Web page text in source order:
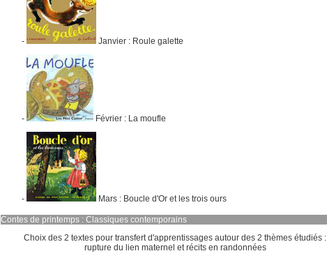
- Janvier : Roule galette
- Février : La moufle
- Mars : Boucle d'Or et les trois ours
Contes de printemps : Classiques contemporains
Choix des 2 textes pour transfert d'apprentissages autour des 2 thèmes étudiés :
rupture du lien maternel et récits en randonnées